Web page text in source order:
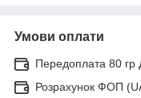
Умови оплати
Передоплата 80
Розрахунок ФОП